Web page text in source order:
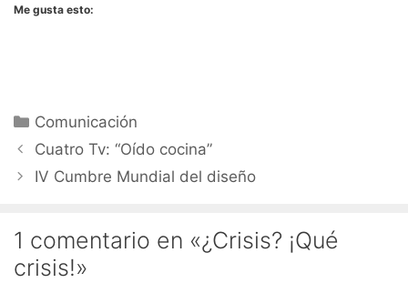
Me gusta esto:
Categorías
Comunicación
Cuatro Tv: “Oído cocina”
IV Cumbre Mundial del diseño
1 comentario en «¿Crisis? ¡Qué
crisis!»